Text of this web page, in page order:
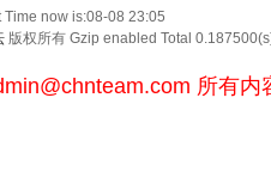
Time now is:08-08 23:05
版权所有 Gzip enabled Total
所有内